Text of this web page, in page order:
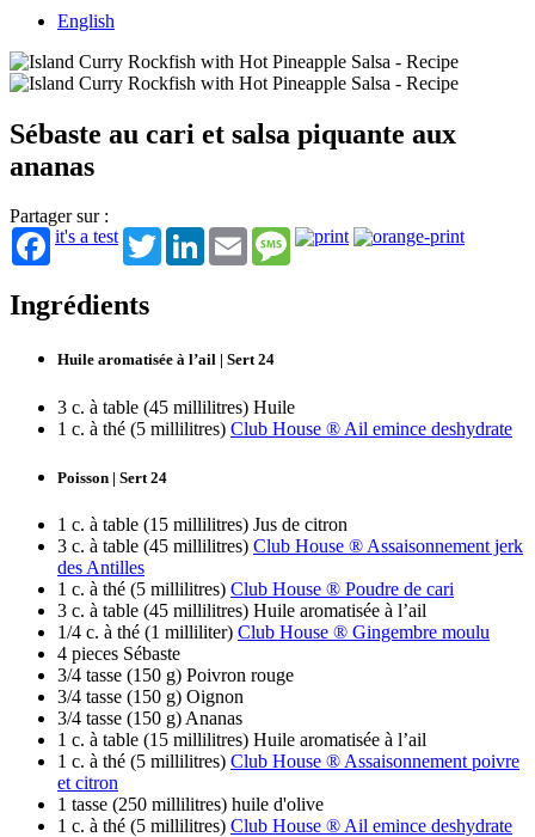
English
Sébaste au cari et salsa piquante aux
ananas
Partager sur :
it's a test
TwitterLinkedInEmail Message
Ingrédients
Huile aromatisée à l’ail | Sert 24
3 c. à table (45 millilitres) Huile
1 c. à thé (5 millilitres) Club House ® Ail emince deshydrate
Poisson | Sert 24
1 c. à table (15 millilitres) Jus de citron
3 c. à table (45 millilitres) Club House ® Assaisonnement jerk
des Antilles
1 c. à thé (5 millilitres) Club House ® Poudre de cari
3 c. à table (45 millilitres) Huile aromatisée à l’ail
1/4 c. à thé (1 milliliter) Club House ® Gingembre moulu
4 pieces Sébaste
3/4 tasse (150 g) Poivron rouge
3/4 tasse (150 g) Oignon
3/4 tasse (150 g) Ananas
1 c. à table (15 millilitres) Huile aromatisée à l’ail
1 c. à thé (5 millilitres) Club House ® Assaisonnement poivre
et citron
1 tasse (250 millilitres) huile d'olive
1 c. à thé (5 millilitres) Club House ® Ail emince deshydrate